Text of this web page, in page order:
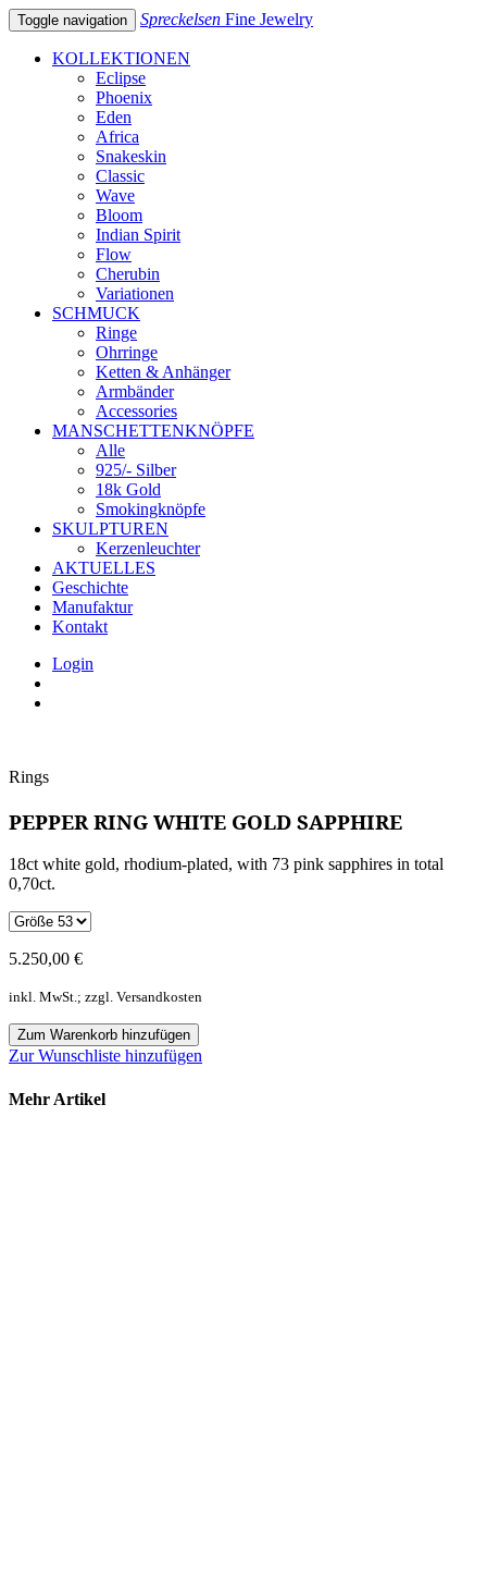
Toggle navigation Spreckelsen Fine Jewelry
KOLLEKTIONEN
Eclipse
Phoenix
Eden
Africa
Snakeskin
Classic
Wave
Bloom
Indian Spirit
Flow
Cherubin
Variationen
SCHMUCK
Ringe
Ohrringe
Ketten & Anhänger
Armbänder
Accessories
MANSCHETTENKNÖPFE
Alle
925/- Silber
18k Gold
Smokingknöpfe
SKULPTUREN
Kerzenleuchter
AKTUELLES
Geschichte
Manufaktur
Kontakt
Login
Rings
PEPPER RING WHITE GOLD SAPPHIRE
18ct white gold, rhodium-plated, with 73 pink sapphires in total
0,70ct.
5.250,00 €
inkl. MwSt.; zzgl. Versandkosten
Zum Warenkorb hinzufügen
Zur Wunschliste hinzufügen
Mehr Artikel